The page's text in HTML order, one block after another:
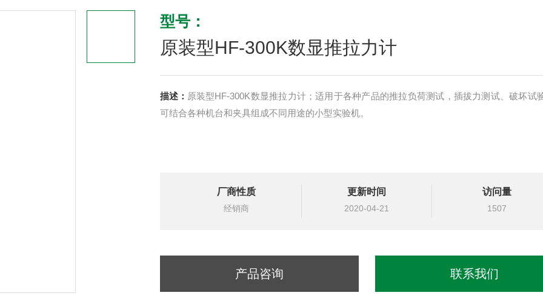
型号：
原装型HF-300K数显推拉力计
描述： 原装型HF-300K数显推拉力计；适用于各种产品的推拉负荷测试，插拔力测试、破坏试
可结合各种机台和夹具组成不同用途的小型实验机。
厂商性质
经销商
更新时间
2020-04-21
访问量
1507
产品咨询 联系我们